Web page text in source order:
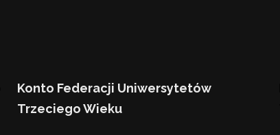
Konto Federacji Uniwersytetów
Trzeciego Wieku